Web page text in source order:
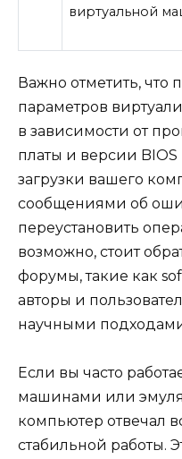
виртуальной
Важно отметить, что
параметров
в зависимости от
платы и версии
загрузки вашего
сообщениями об
переустановить
возможно, стоит
форумы, такие как
авторы и
научными
Если вы часто
машинами или
компьютер отвечал
стабильной работы.